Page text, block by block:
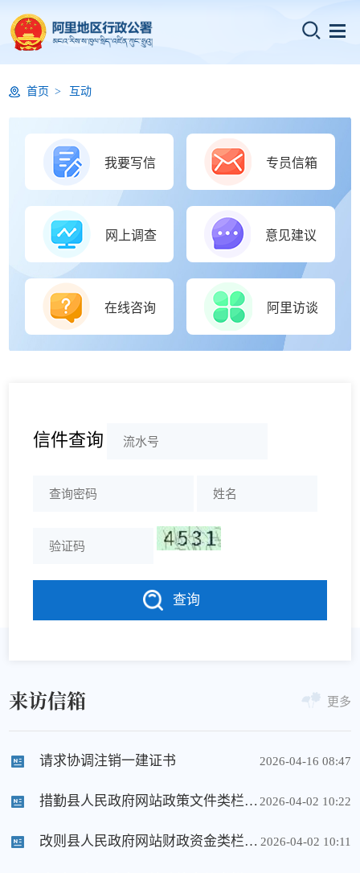
首页 互动
我要写信 专员信箱
网上调查 意见建议
在线咨询 阿里访谈
信件查询
查询
来访信箱 更多
请求协调注销一建证书 2026-04-16 08:47
措勤县人民政府网站政策文件类栏目开设情况 2026-04-02 10:22
改则县人民政府网站财政资金类栏目开设情况 2026-04-02 10:11